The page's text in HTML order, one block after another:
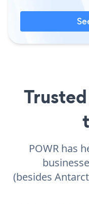
POWR has
(besides